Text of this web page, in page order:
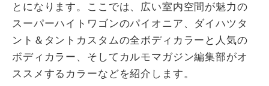
とになります。ここでは、広い室内空間が魅力の
スーパーハイトワゴンのパイオニア、ダイハツタ
ント＆タントカスタムの全ボディカラーと人気の
ボディカラー、そしてカルモマガジン編集部がオ
ススメするカラーなどを紹介します。